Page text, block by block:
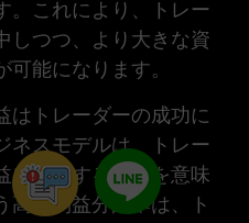
。これにより、トレー
しつつ、より大きな資
能になります。
トレーダーの成功に
ネスモデルは、トレー
に直結することを意味
高い利益分配率は、ト